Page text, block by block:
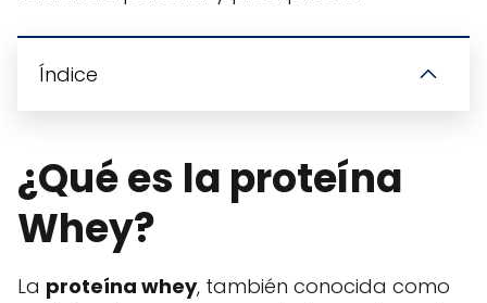
Índice
¿Qué es la proteína
Whey?
La proteína whey, también conocida como